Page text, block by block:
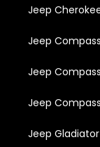
Jeep
Jeep
Jeep
Jeep
Jeep